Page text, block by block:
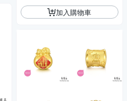
加入購物車